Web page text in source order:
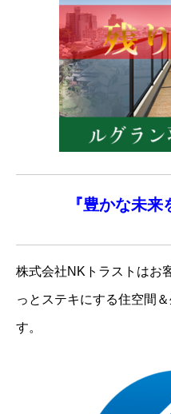
『豊かな未来
株式会社NKトラストはお
っとステキにする住空間
す。